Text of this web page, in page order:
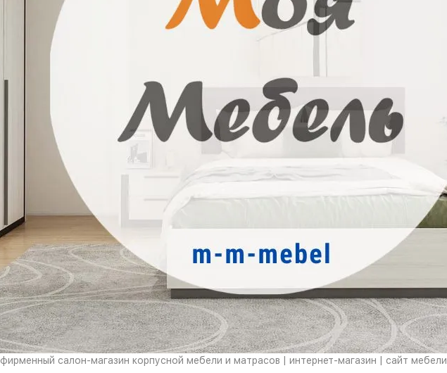
фирменный салон-магазин корпусной мебели и матрасов | интернет-магазин | сайт мебели